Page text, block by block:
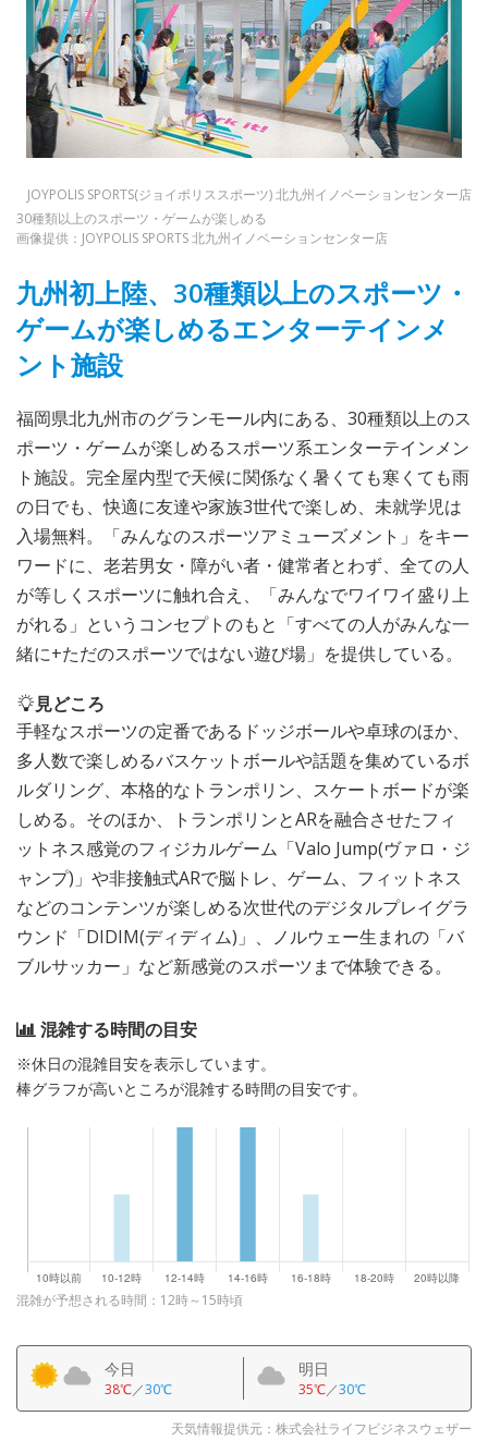
JOYPOLIS SPORTS(ジョイポリススポーツ) 北九州イノベーションセンター店
30種類以上のスポーツ・ゲームが楽しめる
画像提供：JOYPOLIS SPORTS 北九州イノベーションセンター店
九州初上陸、30種類以上のスポーツ・
ゲームが楽しめるエンターテインメ
ント施設
福岡県北九州市のグランモール内にある、30種類以上のス
ポーツ・ゲームが楽しめるスポーツ系エンターテインメン
ト施設。完全屋内型で天候に関係なく暑くても寒くても雨
の日でも、快適に友達や家族3世代で楽しめ、未就学児は
入場無料。「みんなのスポーツアミューズメント」をキー
ワードに、老若男女・障がい者・健常者とわず、全ての人
が等しくスポーツに触れ合え、「みんなでワイワイ盛り上
がれる」というコンセプトのもと「すべての人がみんな一
緒に+ただのスポーツではない遊び場」を提供している。
見どころ
手軽なスポーツの定番であるドッジボールや卓球のほか、
多人数で楽しめるバスケットボールや話題を集めているボ
ルダリング、本格的なトランポリン、スケートボードが楽
しめる。そのほか、トランポリンとARを融合させたフィ
ットネス感覚のフィジカルゲーム「Valo Jump(ヴァロ・ジ
ャンプ)」や非接触式ARで脳トレ、ゲーム、フィットネス
などのコンテンツが楽しめる次世代のデジタルプレイグラ
ウンド「DIDIM(ディディム)」、ノルウェー生まれの「バ
ブルサッカー」など新感覚のスポーツまで体験できる。
混雑する時間の目安
※休日の混雑目安を表示しています。
棒グラフが高いところが混雑する時間の目安です。
混雑が予想される時間：12時～15時頃
今日
38℃／30℃
明日
35℃／30℃
天気情報提供元：株式会社ライフビジネスウェザー